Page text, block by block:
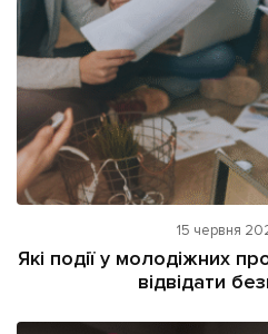
Розслідування
Погляди
Ініціативи
Лонгріди
Зв'язатися з нами
Політика конфіденційності
15 червня
Які події у молодіжних
відвідати